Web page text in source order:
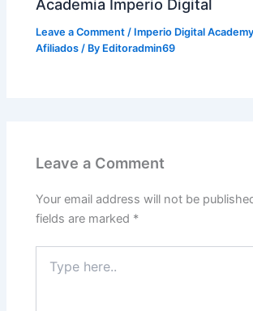
Academia Imperio Digital
Leave a Comment / Imperio Digital Academy
Afiliados / By Editoradmin69
Leave a Comment
Your email address will not be
fields are marked *
here..